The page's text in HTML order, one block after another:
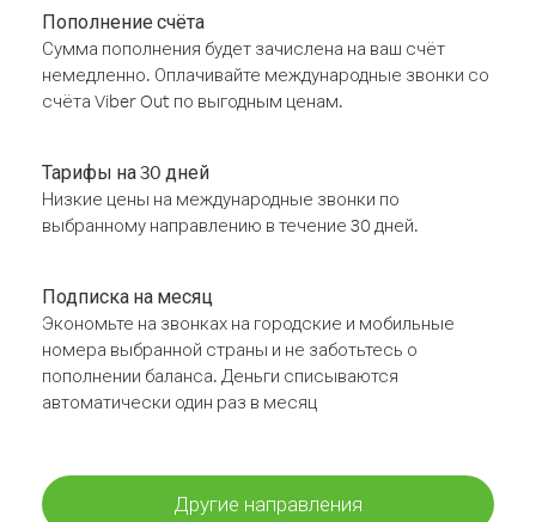
Пополнение счёта
Сумма пополнения будет зачислена на ваш счёт
немедленно. Оплачивайте международные звонки со
счёта Viber Out по выгодным ценам.
Тарифы на 30 дней
Низкие цены на международные звонки по
выбранному направлению в течение 30 дней.
Подписка на месяц
Экономьте на звонках на городские и мобильные
номера выбранной страны и не заботьтесь о
пополнении баланса. Деньги списываются
автоматически один раз в месяц
Другие направления